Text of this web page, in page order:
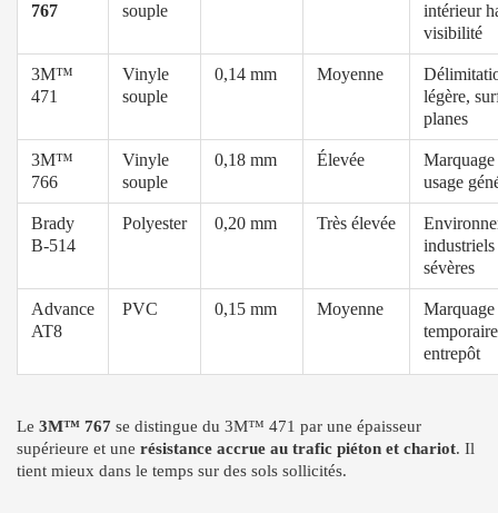
767
souple
intérieur
visibilité
3M™
471
Vinyle
souple
0,14 mm Moyenne
légère,
planes
3M™
766
Vinyle
souple
0,18 mm Élevée
usage
Brady
B-514
Polyester 0,20 mm Très élevée
industriels
sévères
Advance
AT8
PVC 0,15 mm Moyenne
Marquage
temporaire
entrepôt
Le 3M™ 767 se distingue du 3M™ 471 par une épaisseur
supérieure et une résistance accrue au trafic piéton et chariot. Il
tient mieux dans le temps sur des sols sollicités.